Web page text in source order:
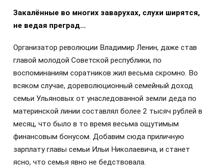
Закалённые во многих заварухах, слухи ширятся,
не ведая преград…
Организатор революции Владимир Ленин, даже став
главой молодой Советской республики, по
воспоминаниям соратников жил весьма скромно. Во
всяком случае, дореволюционный семейный доход
семьи Ульяновых от унаследованной земли деда по
материнской линии составлял более 2 тысяч рублей в
месяц, что было в то время весьма ощутимым
финансовым бонусом. Добавим сюда приличную
зарплату главы семьи Ильи Николаевича, и станет
ясно, что семья явно не бедствовала.